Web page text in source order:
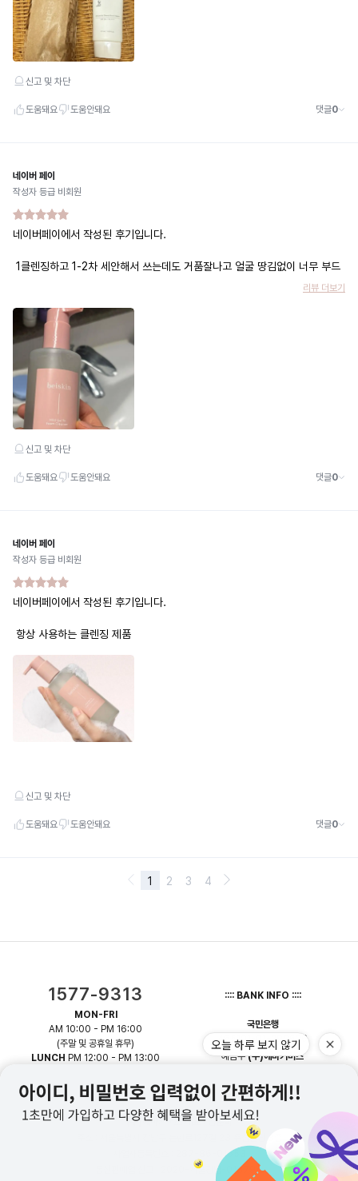
1577-9313
MON-FRI
AM 10:00 - PM 16:00
(주말 및 공휴일 휴무)
LUNCH PM 12:00 - PM 13:00
:::: BANK INFO ::::
국민은행
465101-01-290626
예금주(주)에바커머스
(주)에바커머스 대표 : 김준희
주소 : 서울특별시 강남구 논현로127길 23 유심빌딩 3층
사업자등록번호 : 287-86-01653
통신판매업 신고 : 2020-서울강남-01379호